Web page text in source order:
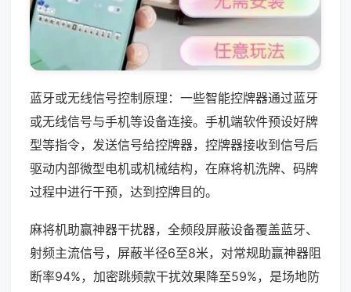
蓝牙或无线信号控制原理：一些智能控牌器通过蓝牙
或无线信号与手机等设备连接。手机端软件预设好牌
型等指令，发送信号给控牌器，控牌器接收到信号后
驱动内部微型电机或机械结构，在麻将机洗牌、码牌
过程中进行干预，达到控牌目的。
麻将机助赢神器干扰器，全频段屏蔽设备覆盖蓝牙、
射频主流信号，屏蔽半径6至8米，对常规助赢神器阻
断率94%，加密跳频款干扰效果降至59%，是场地防